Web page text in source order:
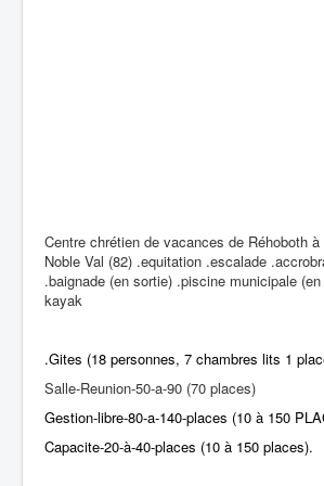
Centre chrétien de vacances de Réhoboth
Noble Val (82) .equitation .escalade
.baignade (en sortie) .piscine municipale
kayak
.Gites (18 personnes, 7 chambres lits 1
Salle-Reunion-50-a-90 (70 places)
Gestion-libre-80-a-140-places (10 à 150
Capacite-20-à-40-places (10 à 150 places).